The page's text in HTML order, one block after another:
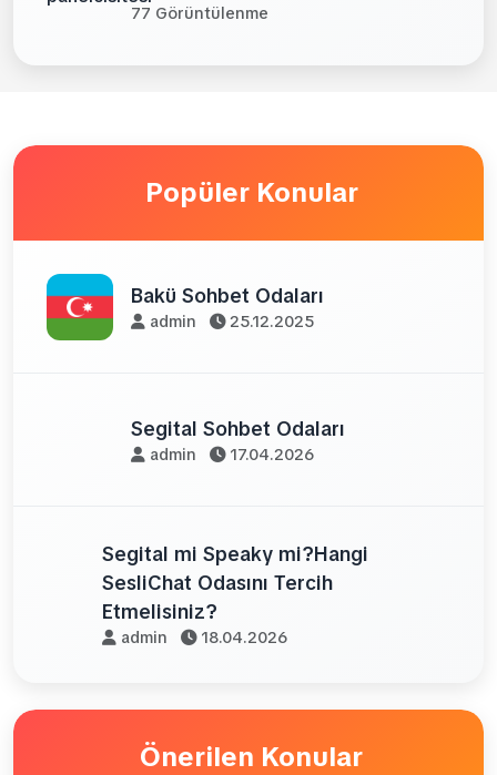
77 Görüntülenme
Popüler Konular
Bakü Sohbet Odaları
admin 25.12.2025
Segital Sohbet Odaları
admin 17.04.2026
Segital mi Speaky mi?Hangi
SesliChat Odasını Tercih
Etmelisiniz?
admin 18.04.2026
Önerilen Konular